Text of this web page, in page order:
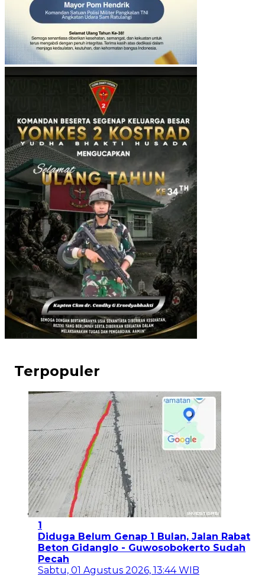
Terpopuler
1
Diduga Belum Genap 1 Bulan, Jalan Rabat
Beton Gidanglo - Guwosobokerto Sudah
Pecah
Sabtu, 01 Agustus 2026, 13:44 WIB